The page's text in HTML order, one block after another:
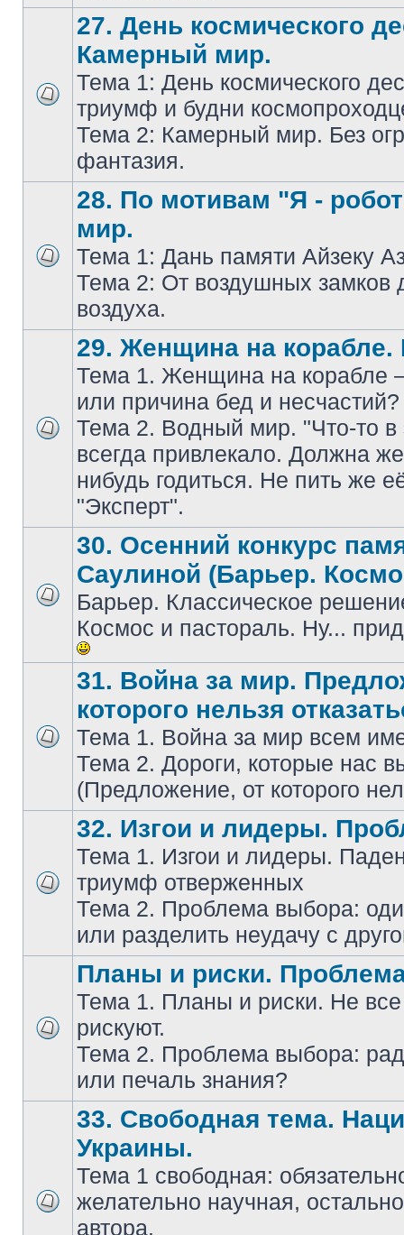
27. День космического
Камерный мир.
Тема 1: День космического
триумф и будни
Тема 2: Камерный мир. Без
фантазия.
28. По мотивам "Я -
мир.
Тема 1: Дань памяти Айзеку
Тема 2: От воздушных замков
воздуха.
29. Женщина на
Тема 1. Женщина на корабле
или причина бед и несчастий?
Тема 2. Водный мир. "Что-то в
всегдa привлекaло. Должнa
нибудь годиться. Не пить же
"Эксперт".
30. Осенний конкурс
Саулиной (Барьер.
Барьер. Классическое
Космос и пастораль. Ну...
31. Война за мир.
которого нельзя
Тема 1. Война за мир всем
Тема 2. Дороги, которые нас
(Предложение, от которого
32. Изгои и лидеры.
Тема 1. Изгои и лидеры.
триумф отверженных
Тема 2. Проблема выбора:
или разделить неудачу с
Планы и риски.
Тема 1. Планы и риски. Не
рискуют.
Тема 2. Проблема выбора:
или печаль знания?
33. Свободная тема.
Украины.
Тема 1 свободная:
желательно научная,
автора.